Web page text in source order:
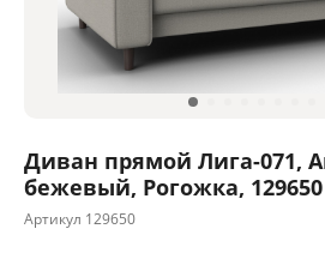
Диван прямой Лига-071,
бежевый, Рогожка, 129650
Артикул 129650